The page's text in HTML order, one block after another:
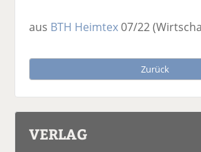
aus BTH Heimtex07/22
Zurück
VERLAG